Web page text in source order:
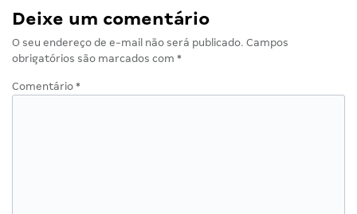
Deixe um comentário
O seu endereço de e-mail não será publicado. Campos
obrigatórios são marcados com *
Comentário *